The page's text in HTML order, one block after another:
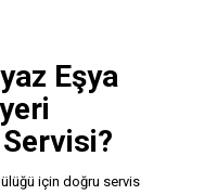
Eşya
?
için doğru servis